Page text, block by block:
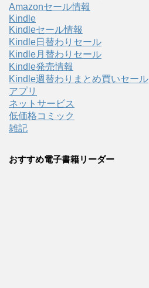
Amazonセール情報
Kindle
Kindleセール情報
Kindle日替わりセール
Kindle月替わりセール
Kindle発売情報
Kindle週替わりまとめ買いセール
アプリ
ネットサービス
低価格コミック
雑記
おすすめ電子書籍リーダー